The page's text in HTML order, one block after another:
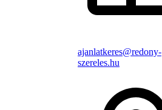
ajanlatkeres@redony-
szereles.hu